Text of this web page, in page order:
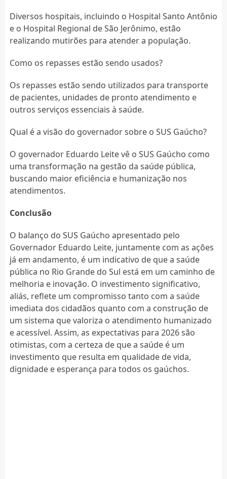
Diversos hospitais, incluindo o Hospital Santo Antônio
e o Hospital Regional de São Jerônimo, estão
realizando mutirões para atender a população.
Como os repasses estão sendo usados?
Os repasses estão sendo utilizados para transporte
de pacientes, unidades de pronto atendimento e
outros serviços essenciais à saúde.
Qual é a visão do governador sobre o SUS Gaúcho?
O governador Eduardo Leite vê o SUS Gaúcho como
uma transformação na gestão da saúde pública,
buscando maior eficiência e humanização nos
atendimentos.
Conclusão
O balanço do SUS Gaúcho apresentado pelo
Governador Eduardo Leite, juntamente com as ações
já em andamento, é um indicativo de que a saúde
pública no Rio Grande do Sul está em um caminho de
melhoria e inovação. O investimento significativo,
aliás, reflete um compromisso tanto com a saúde
imediata dos cidadãos quanto com a construção de
um sistema que valoriza o atendimento humanizado
e acessível. Assim, as expectativas para 2026 são
otimistas, com a certeza de que a saúde é um
investimento que resulta em qualidade de vida,
dignidade e esperança para todos os gaúchos.